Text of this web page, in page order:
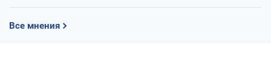
Все мнения